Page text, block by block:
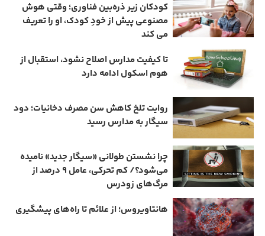
کودکان زیر ذره‌بین فناوری؛ وقتی هوش
مصنوعی پیش از خودِ کودک، او را تعریف
می ‌کند
تا کیفیت مدارس اصلاح نشود، استقبال از
هوم ‌اسکول ادامه دارد
روایت تلخ کاهش سن مصرف دخانیات؛ دود
سیگار به مدارس رسید
چرا نشستن طولانی «سیگار جدید» نامیده
می‌شود؟/ کم‌ تحرکی، عامل ۹ درصد از
مرگ‌های زودرس
هانتاویروس؛ از علائم تا راه‌های پیشگیری